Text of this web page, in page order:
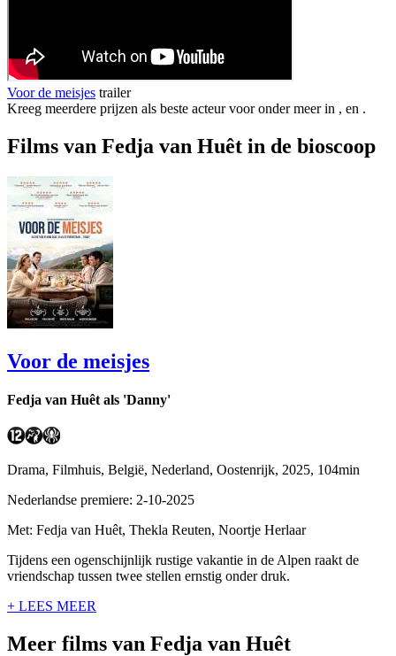
Voor de meisjes trailer
Kreeg meerdere prijzen als beste acteur voor onder meer in , en .
Films van Fedja van Huêt in de bioscoop
Voor de meisjes
Fedja van Huêt als 'Danny'
Drama, Filmhuis, België, Nederland, Oostenrijk, 2025, 104min
Nederlandse premiere: 2-10-2025
Met: Fedja van Huêt, Thekla Reuten, Noortje Herlaar
Tijdens een ogenschijnlijk rustige vakantie in de Alpen raakt de
vriendschap tussen twee stellen ernstig onder druk.
+ LEES MEER
Meer films van Fedja van Huêt